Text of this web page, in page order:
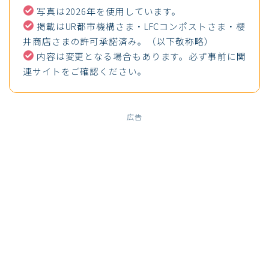
写真は2026年を使用しています。
掲載はUR都市機構さま・LFCコンポストさま・櫻
井商店さまの許可承諾済み。（以下敬称略）
内容は変更となる場合もあります。必ず事前に関
連サイトをご確認ください。
広告